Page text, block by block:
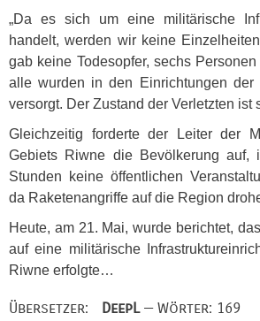
„Da es sich um eine militärische
handelt, werden wir keine
gab keine Todesopfer, sechs
alle wurden in den Einrichtungen der
versorgt. Der Zustand der Verletzten ist
Gleichzeitig forderte der Leiter der
Gebiets Riwne die Bevölkerung auf,
Stunden keine öffentlichen
da Raketenangriffe auf die Region
Heute, am 21. Mai, wurde berichtet,
auf eine militärische
Riwne erfolgte…
Übersetzer: DeepL— Wörter: 169